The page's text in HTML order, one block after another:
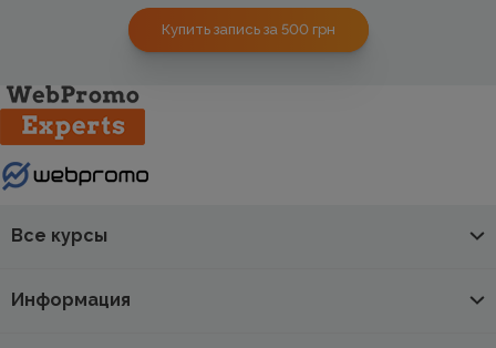
Купить запись за 500 грн
Все курсы
Информация